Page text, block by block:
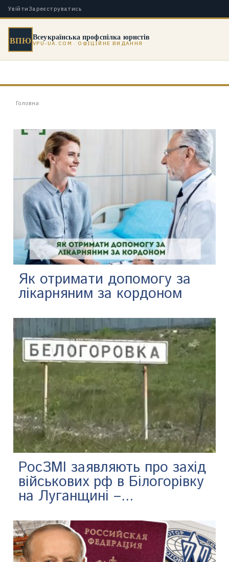
Увійти Зареєструватись
ВПЮВсеукраїнська профспілка юристів
VPU-UA.COM · ОФІЦІЙНЕ ВИДАННЯ
Головна
Як отримати допомогу за
лікарняним за кордоном
РосЗМІ заявляють про захід
військових рф в Білогорівку
на Луганщині –...